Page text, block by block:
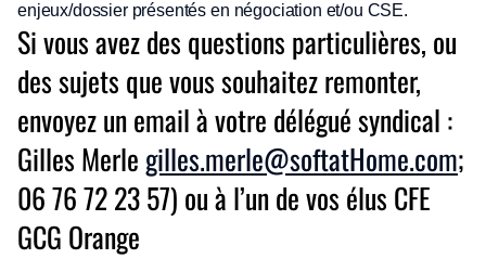
enjeux/dossier présentés en négociation et/ou CSE.
Si vous avez des questions particulières, ou
des sujets que vous souhaitez remonter,
envoyez un email à votre délégué syndical :
Gilles Merle gilles.merle@softatHome.com;
06 76 72 23 57) ou à l’un de vos élus CFE
GCG Orange